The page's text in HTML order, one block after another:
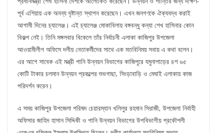
পূর্ব এশিয়ায় এক অনন্য দৃষ্টান্ত স্থাপন করেছেন। এখন জনগণকে ঐক্যবদ্ধ করাই
আগামী দিনের চ্যালেঞ্জ। এই চ্যালেঞ্জ মোকাবিলায় বঙ্গবন্ধু কন্যা শেখ হাসিনার কোন
বিকল্প নেই। তিনি মঙ্গলবার বিকেলে তাঁর নির্বাচনী এলাকা কাজিপুর উপজেলা
আওয়ামীলীগ অফিসে দলীয় নেতাকর্মীদের সাথে এক মতবিনিময় সবায় এ কথা বলেন।
এর আগে সাবেক এই মন্ত্রী পানি উন্নয়ন বিভাগের কাজিপুরে যমুনাপাড়ের ৪শ ৬৫
কোটি টাকার চলমান উন্নয়ন প্রকল্পের শুভগাছা, সিংড়াবাড়ি ও মেঘাই এলাকায় কাজ
পরিদর্শন করেন।
এ সময় কাজিপুর উপজেলা পরিষদ চেয়ারম্যান খলিলুর রহমান সিরাজী, উপজেলা নির্বাহী
অফিসার জাহিদ হাসান সিদ্দিকী ও পানি উন্নয়ন বিভাগের উপবিভাগীয় প্রকৌশলী